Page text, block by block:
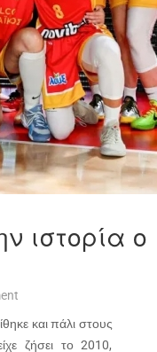
ιστορία ο
και πάλι στους
ζήσει το 2010,